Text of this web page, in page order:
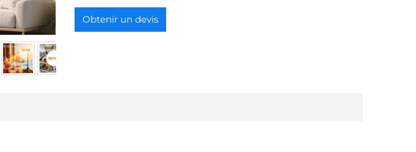
Obtenir un devis